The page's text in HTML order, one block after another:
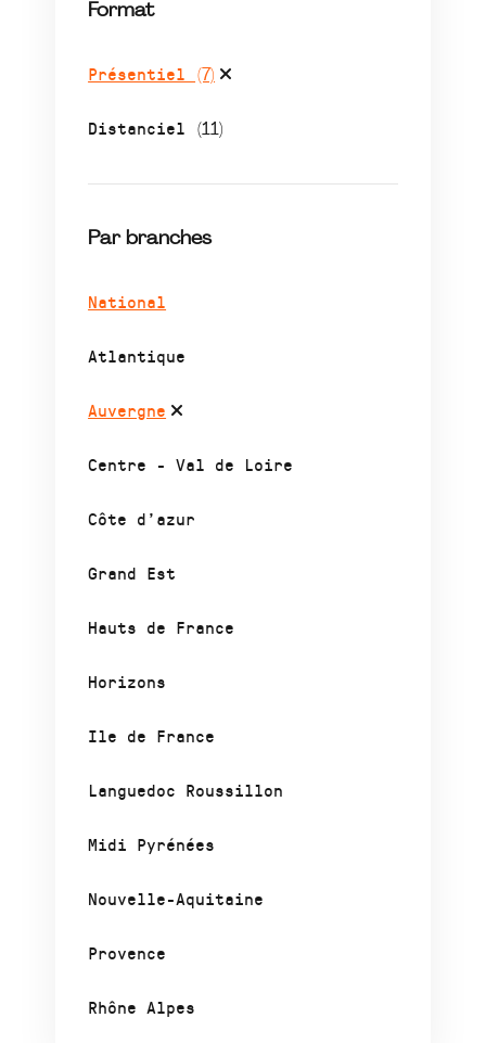
Format
Présentiel (7)
Distanciel (11)
Par branches
National
Atlantique
Auvergne
Centre - Val de Loire
Côte d’azur
Grand Est
Hauts de France
Horizons
Ile de France
Languedoc Roussillon
Midi Pyrénées
Nouvelle-Aquitaine
Provence
Rhône Alpes